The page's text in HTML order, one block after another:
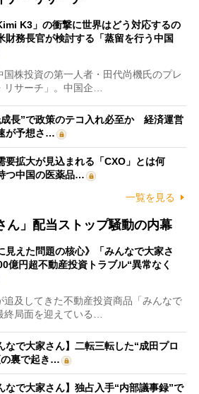
K3」の衝撃に世界はどう対応するの
務長官が検討する「蒸留を行う中国
株投資の第一人者・田代尚機氏のプレ
リサーチ」。中国企…
長”で政策のテコ入れ必至か 経済運営
が予想さ…
要拡大が見込まれる「CXO」とは何
つ中国の医薬品…
一覧を見る
ん」配当ストップ騒動の内幕
見えた問題の核心》「みんなで大家さ
億円超不動産投資トラブル“異常なく
及してきた不動産投資商品「みんなで
局面を迎えている…
なで大家さん】二転三転した“成田プロ
の裏で起き…
なで大家さん】独占入手“内部議事録”で